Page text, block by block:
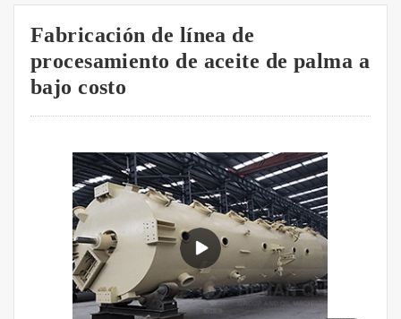
Fabricación de línea de
procesamiento de aceite de palma a
bajo costo